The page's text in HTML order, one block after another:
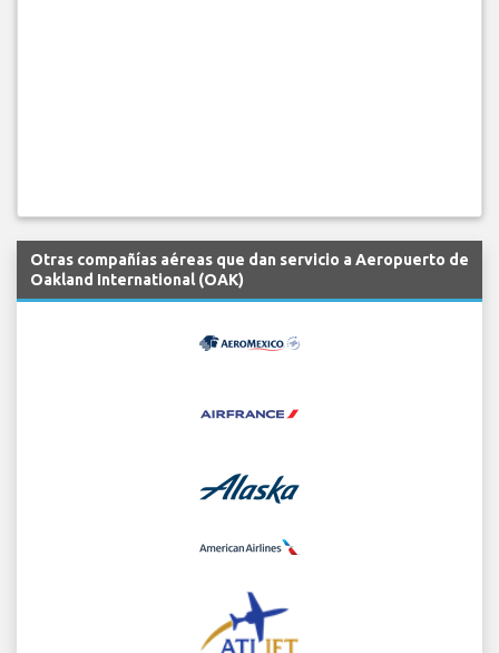
Otras compañías aéreas que dan servicio a Aeropuerto de
Oakland International (OAK)